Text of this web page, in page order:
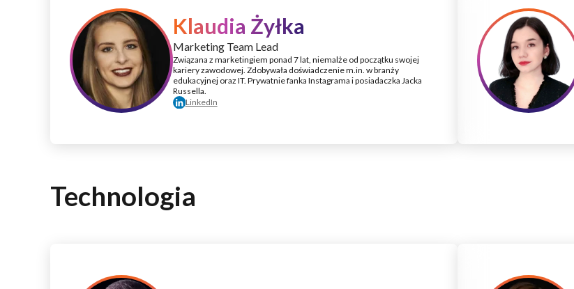
Klaudia Żyłka
Marketing Team Lead
Związana z marketingiem ponad 7 lat, niemalże od początku swojej
kariery zawodowej. Zdobywała doświadczenie m.in. w branży
edukacyjnej oraz IT. Prywatnie fanka Instagrama i posiadaczka Jacka
Russella.
LinkedIn
Technologia